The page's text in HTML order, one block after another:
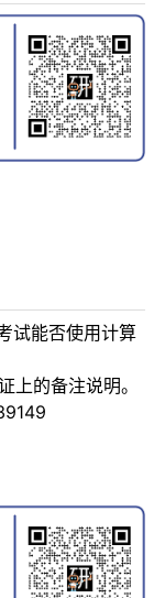
试能否使用计算
上的备注说明。